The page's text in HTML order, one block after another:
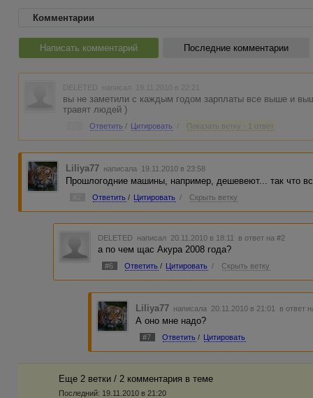
Комментарии
Написать комментарий Последние комментарии
DELETED написал 19.11.2010 в 22:21
вы не заметили с каждым годом зарплаты все выше и
травят людей )
Ответить / Цитировать Показать ветку - 1 ответ
Liliya77 написала 19.11.2010 в 23:58
Прошлогодние машины, например, дешевеют... так что
Ответить / Цитировать / Скрыть ветку
DELETED написал 20.11.2010 в 18:11 в ответ на #2
а по чем щас Акура 2008 года?
#6 Ответить / Цитировать / Скрыть ветку
Liliya77 написала 20.11.2010 в 21:01 в ответ
А оно мне надо?
#7 Ответить / Цитировать
Еще 2 ветки / 2 комментария в темe
Последний: 19.11.2010 в 21:20